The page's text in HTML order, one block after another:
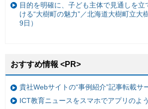
目的を明確に、子ども主体で見通しを
ける“大樹町の魅力”／北海道大樹町立大
9日）
おすすめ情報 <PR>
貴社Webサイトの“事例紹介”記事転載サ
ICT教育ニュースをスマホでアプリのよ